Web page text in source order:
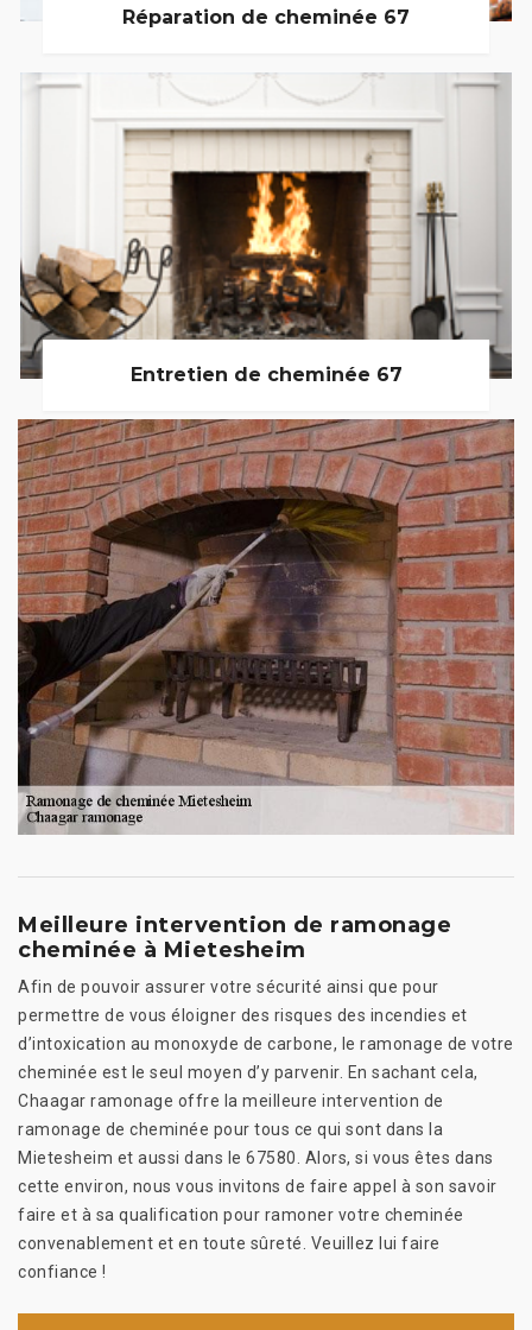
Réparation de cheminée 67
Entretien de cheminée 67
Meilleure intervention de ramonage
cheminée à Mietesheim
Afin de pouvoir assurer votre sécurité ainsi que pour
permettre de vous éloigner des risques des incendies et
d’intoxication au monoxyde de carbone, le ramonage de votre
cheminée est le seul moyen d’y parvenir. En sachant cela,
Chaagar ramonage offre la meilleure intervention de
ramonage de cheminée pour tous ce qui sont dans la
Mietesheim et aussi dans le 67580. Alors, si vous êtes dans
cette environ, nous vous invitons de faire appel à son savoir
faire et à sa qualification pour ramoner votre cheminée
convenablement et en toute sûreté. Veuillez lui faire
confiance !